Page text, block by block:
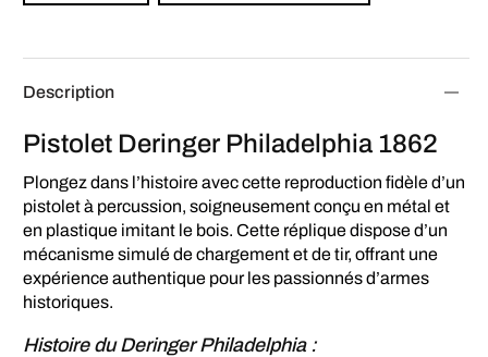
Description
Pistolet Deringer Philadelphia 1862
Plongez dans l’histoire avec cette reproduction fidèle d’un
pistolet à percussion, soigneusement conçu en métal et
en plastique imitant le bois. Cette réplique dispose d’un
mécanisme simulé de chargement et de tir, offrant une
expérience authentique pour les passionnés d’armes
historiques.
Histoire du Deringer Philadelphia :